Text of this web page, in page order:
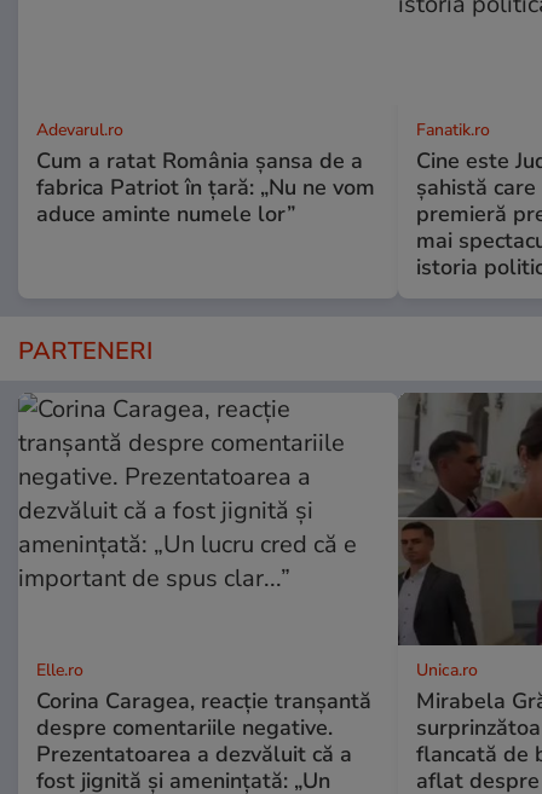
Adevarul.ro
Cum a ratat România șansa de a
fabrica Patriot în țară: „Nu ne vom
aduce aminte numele lor”
Fanatik.ro
Cine este
şahistă
premieră
mai
istoria
PARTENERI
Elle.ro
Corina Caragea, reacție tranșantă
despre comentariile negative.
Prezentatoarea a dezvăluit că a
fost jignită și amenințată: „Un
Unica.ro
Mirabela
flancată de
aflat